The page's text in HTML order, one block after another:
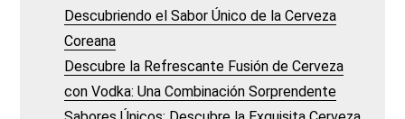
Descubriendo el Sabor Único de la Cerveza
Coreana
Descubre la Refrescante Fusión de Cerveza
con Vodka: Una Combinación Sorprendente